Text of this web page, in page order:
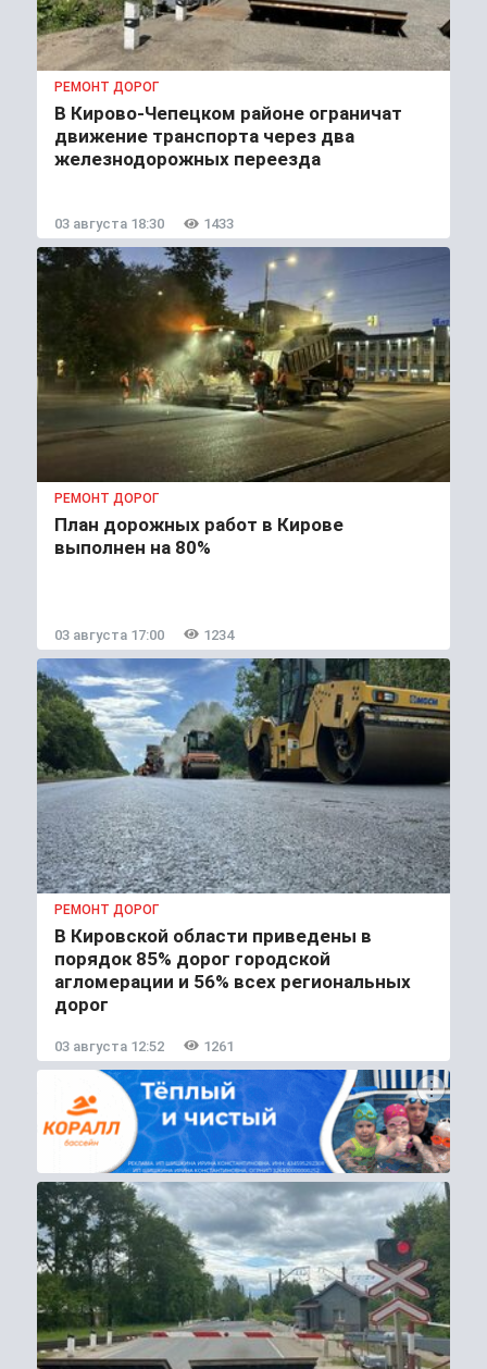
РЕМОНТ ДОРОГ
В Кирово-Чепецком районе ограничат
движение транспорта через два
железнодорожных переезда
03 августа 18:30 1433
РЕМОНТ ДОРОГ
План дорожных работ в Кирове
выполнен на 80%
03 августа 17:00 1234
РЕМОНТ ДОРОГ
В Кировской области приведены в
порядок 85% дорог городской
агломерации и 56% всех региональных
дорог
03 августа 12:52 1261